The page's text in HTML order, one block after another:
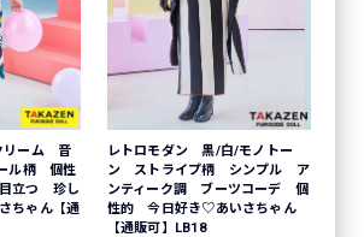
リーム 音
ル柄 個性
立つ 珍し
ちゃん【通
レトロモダン 黒/白/モノトー
ン ストライプ柄 シンプル ア
ンティーク調 ブーツコーデ 個
性的 今日好き♡あいさちゃん
【通販可】LB18